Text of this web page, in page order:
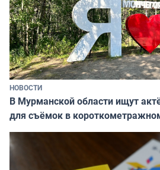
НОВОСТИ
В Мурманской области ищут
для съёмок в